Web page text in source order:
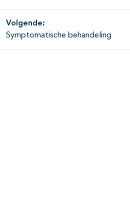
Volgende:
Symptomatische behandeling